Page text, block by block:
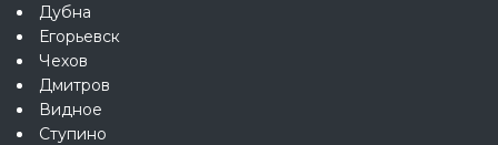
Дубна
Егорьевск
Чехов
Дмитров
Видное
Ступино